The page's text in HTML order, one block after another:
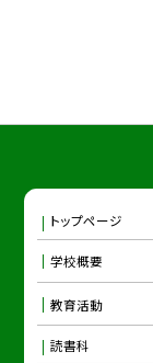
トップページ
学校概要
教育活動
読書科